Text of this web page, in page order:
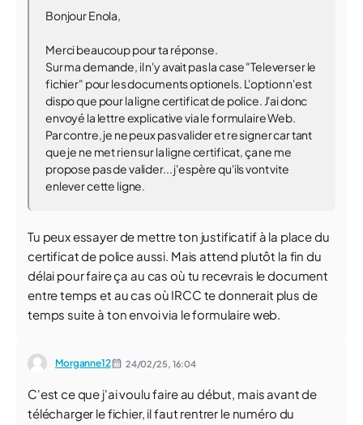
Bonjour Enola,
Merci beaucoup pour ta réponse.
Sur ma demande, il n'y avait pas la case "Televerser le
fichier" pour les documents optionels. L'option n'est
dispo que pour la ligne certificat de police. J'ai donc
envoyé la lettre explicative via le formulaire Web.
Par contre, je ne peux pas valider et re signer car tant
que je ne met rien sur la ligne certificat, ça ne me
propose pas de valider... j'espère qu'ils vont vite
enlever cette ligne.
Tu peux essayer de mettre ton justificatif à la place du
certificat de police aussi. Mais attend plutôt la fin du
délai pour faire ça au cas où tu recevrais le document
entre temps et au cas où IRCC te donnerait plus de
temps suite à ton envoi via le formulaire web.
Morganne12 24/02/25, 16:04
C'est ce que j'ai voulu faire au début, mais avant de
télécharger le fichier, il faut rentrer le numéro du